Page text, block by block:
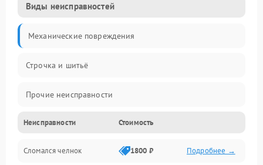
Виды неисправностей
Механические повреждения
Строчка и шитьё
Прочие неисправности
Электроника
Управление и электроника
Неисправности Стоимость
Сломался челнок 1800 ₽ Подробнее →